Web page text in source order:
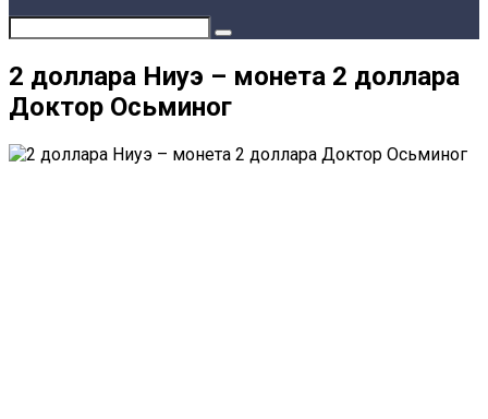
2 доллара Ниуэ – монета 2 доллара
Доктор Осьминог